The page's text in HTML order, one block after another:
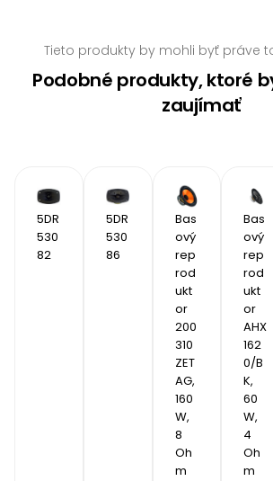
Tieto produkty by mohli byť práve
Podobné produkty, ktoré
zaujímať
5DR
530
82
5DR
530
86
Bas
ový
rep
rod
ukt
or
200
310
ZET
AG,
160
W,
8
Oh
m
Bas
ový
rep
rod
ukt
or
AHX
162
0/B
K,
60
W,
4
Oh
m